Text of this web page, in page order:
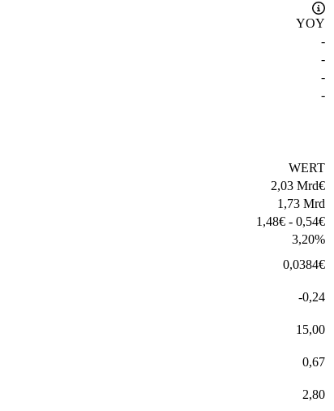
YOY
-
-
-
-
WERT
2,03 Mrd€
1,73 Mrd
1,48€ - 0,54€
3,20%
0,0384€
-0,24
15,00
0,67
2,80